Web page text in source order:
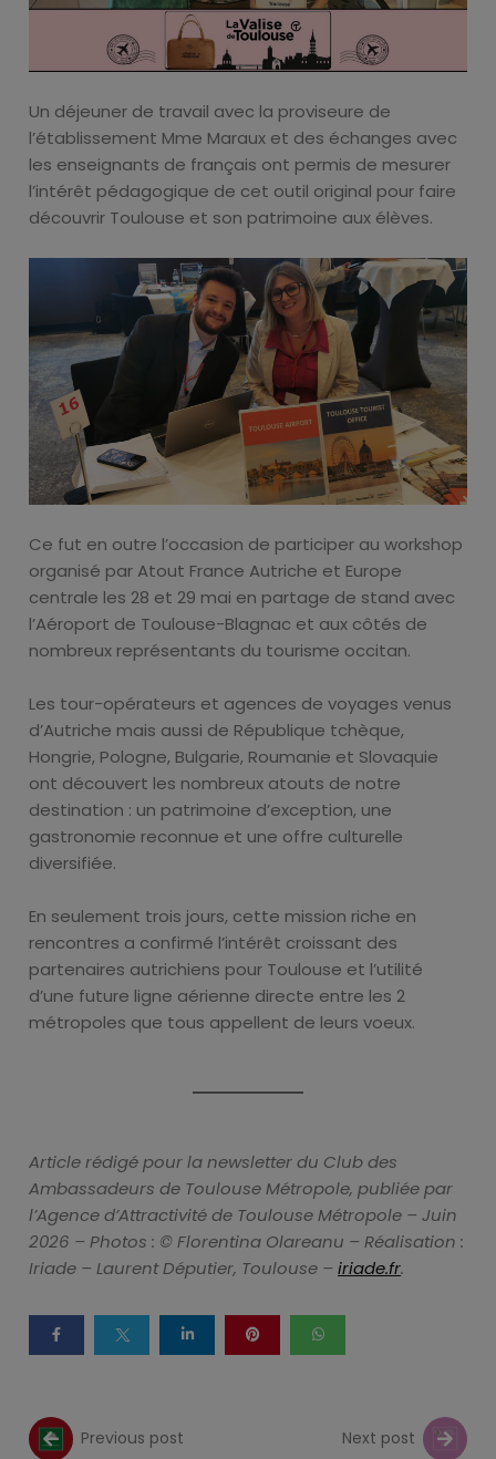
Un déjeuner de travail avec la proviseure de
l’établissement Mme Maraux et des échanges avec
les enseignants de français ont permis de mesurer
l’intérêt pédagogique de cet outil original pour faire
découvrir Toulouse et son patrimoine aux élèves.
Ce fut en outre l’occasion de participer au workshop
organisé par Atout France Autriche et Europe
centrale les 28 et 29 mai en partage de stand avec
l’Aéroport de Toulouse-Blagnac et aux côtés de
nombreux représentants du tourisme occitan.
Les tour-opérateurs et agences de voyages venus
d’Autriche mais aussi de République tchèque,
Hongrie, Pologne, Bulgarie, Roumanie et Slovaquie
ont découvert les nombreux atouts de notre
destination : un patrimoine d’exception, une
gastronomie reconnue et une offre culturelle
diversifiée.
En seulement trois jours, cette mission riche en
rencontres a confirmé l’intérêt croissant des
partenaires autrichiens pour Toulouse et l’utilité
d’une future ligne aérienne directe entre les 2
métropoles que tous appellent de leurs voeux.
Article rédigé pour la newsletter du Club des
Ambassadeurs de Toulouse Métropole, publiée par
l’Agence d’Attractivité de Toulouse Métropole – Juin
2026 – Photos : © Florentina Olareanu – Réalisation :
Iriade – Laurent Députier, Toulouse –iriade.fr.
Previous post Next post